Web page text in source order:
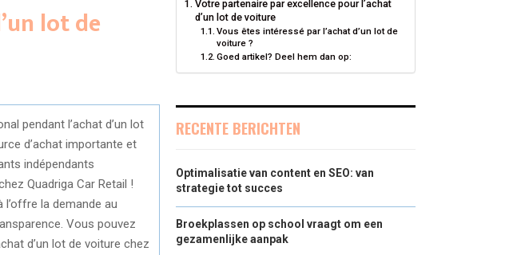
lot de
pendant l’achat d’un lot
d’achat importante et
indépendants
Quadriga Car Retail !
la demande au
Vous pouvez
d’un lot de voiture chez
Votre partenaire par excellence pour l’achat
d’un lot de voiture
Vous êtes intéressé par l’achat d’un lot de
voiture ?
Goed artikel? Deel hem dan op:
RECENTE BERICHTEN
Optimalisatie van content en SEO: van
strategie tot succes
Broekplassen op school vraagt om een
gezamenlijke aanpak